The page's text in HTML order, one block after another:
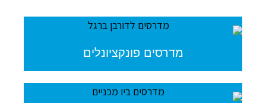
מדרסים פונקציונלים